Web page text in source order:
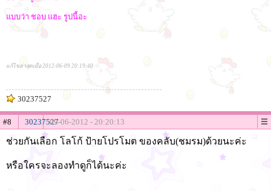
แบบว่า ชอบ แฮะ รูปนี้อะ
แก้ไขล่าสุดเมื่อ 2012-06-09 20:19:40
30237527
#8 3023752709-06-2012 - 20:20:13
ช่วยกันเลือก โลโก้ ป้ายโปรโมต ของคลับ(ชมรม)ด้วยนะค่ะ
หรือใครจะลองทำดูก็ได้นะค่ะ